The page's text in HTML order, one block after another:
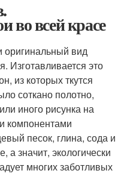
во всей красе
оригинальный вид
Изготавливается это
из которых ткутся
соткано полотно,
иного рисунка на
компонентами
песок, глина, сода и
а значит, экологически
многих заботливых